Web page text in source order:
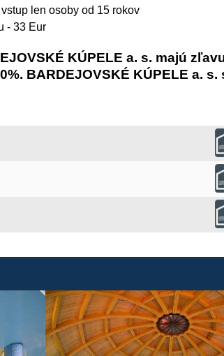
len osoby od 15 rokov
- 33 Eur
KÚPELE a. s. majú
BARDEJOVSKÉ KÚPELE a.